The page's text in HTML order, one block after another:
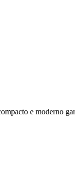
e moderno